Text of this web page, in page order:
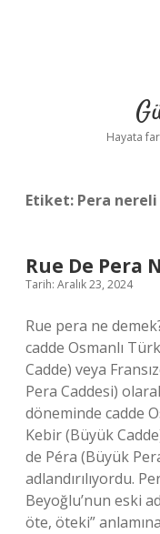
Hayata
Etiket: Pera nereli
Rue De Pera
Tarih: Aralık 23, 2024
Rue pera ne
cadde Osmanlı
Cadde) veya
Pera Caddesi)
döneminde cadde
Kebir (Büyük
de Péra (Büyük
adlandırılıyordu.
Beyoğlu’nun eski
öte, öteki”